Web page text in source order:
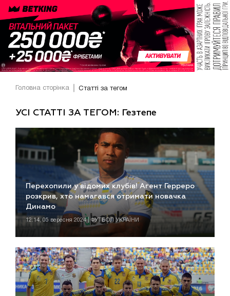
Головна сторінка Статті за тегом
УСІ СТАТТІ ЗА ТЕГОМ: Гезтепе
Перехопили у відомих клубів! Агент Герреро
розкрив, хто намагався отримати новачка
Динамо
12:14, 05 вересня 2024 | ФУТБОЛ УКРАЇНИ